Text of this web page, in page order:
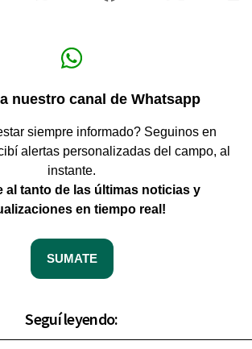
nuestro canal de Whatsapp
siempre informado? Seguinos en
alertas personalizadas del campo, al
instante.
al tanto de las últimas noticias y
en tiempo real!
SUMATE
Seguí leyendo: